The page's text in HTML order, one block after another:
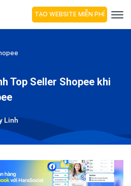
TẠO WEBSITE MIỄN PHÍ
Top Seller Shopee khi
Linh